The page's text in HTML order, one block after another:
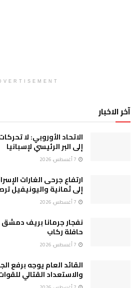
آخر الاخبار
الاتحاد الأوروبي: لا
إلى البر الرئيسي لإسبانيا
ارتفاع جرحى الغارات
إلى ثمانية واليونيفيل ترصد 113
نفجار جرمانا بريف
حافلة ركاب
القائد العام يوجه برفع
والاستعداد القتالي